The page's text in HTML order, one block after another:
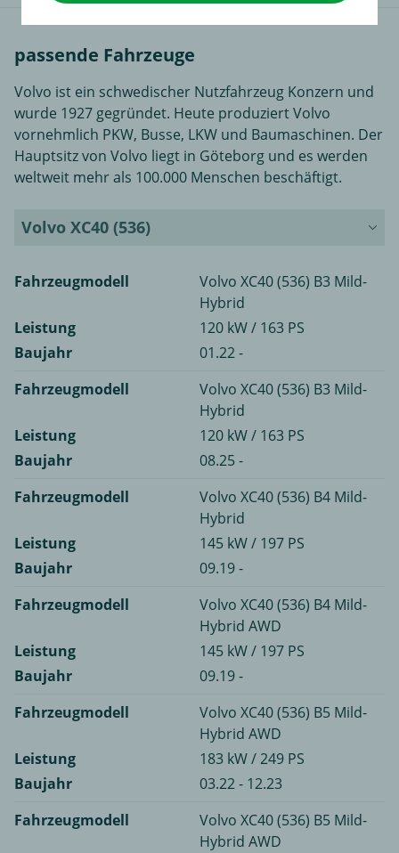
passende Fahrzeuge
Volvo ist ein schwedischer Nutzfahrzeug Konzern und
wurde 1927 gegründet. Heute produziert Volvo
vornehmlich PKW, Busse, LKW und Baumaschinen. Der
Hauptsitz von Volvo liegt in Göteborg und es werden
weltweit mehr als 100.000 Menschen beschäftigt.
Volvo XC40 (536)
Fahrzeugmodell
Volvo XC40 (536) B3 Mild-
Hybrid
Leistung
120 kW / 163 PS
Baujahr
01.22 -
Fahrzeugmodell
Volvo XC40 (536) B3 Mild-
Hybrid
Leistung
120 kW / 163 PS
Baujahr
08.25 -
Fahrzeugmodell
Volvo XC40 (536) B4 Mild-
Hybrid
Leistung
145 kW / 197 PS
Baujahr
09.19 -
Fahrzeugmodell
Volvo XC40 (536) B4 Mild-
Hybrid AWD
Leistung
145 kW / 197 PS
Baujahr
09.19 -
Fahrzeugmodell
Volvo XC40 (536) B5 Mild-
Hybrid AWD
Leistung
183 kW / 249 PS
Baujahr
03.22 - 12.23
Fahrzeugmodell
Volvo XC40 (536) B5 Mild-
Hybrid AWD